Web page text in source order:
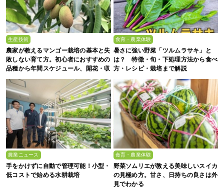
生産技術
農家が教えるマンゴー栽培の基本と失
敗しない育て方。初心者におすすめの
品種から年間スケジュール、開花・収
食育・農業体験
暑さに強い野菜「ツルムラサキ」と
は？ 特徴・旬・下処理方法から食べ
方・レシピ・栽培まで解説
農業ニュース
手をかけずに自動で管理可能！小型・
低コストで始める水耕栽培
食育・農業体験
野菜ソムリエが教える美味しいスイカ
の見極め方。甘さ、日持ちの良さは外
見でわかる